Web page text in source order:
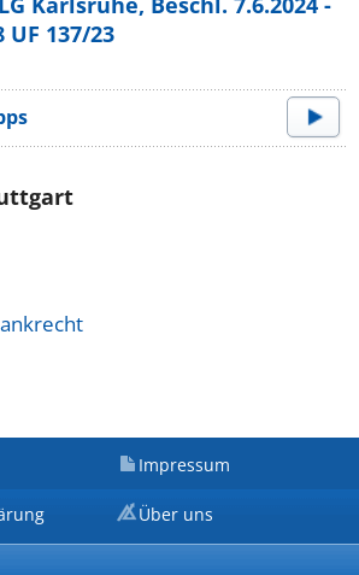
UF 137/23
Impressum
Über uns